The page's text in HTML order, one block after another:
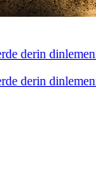
derin
derin